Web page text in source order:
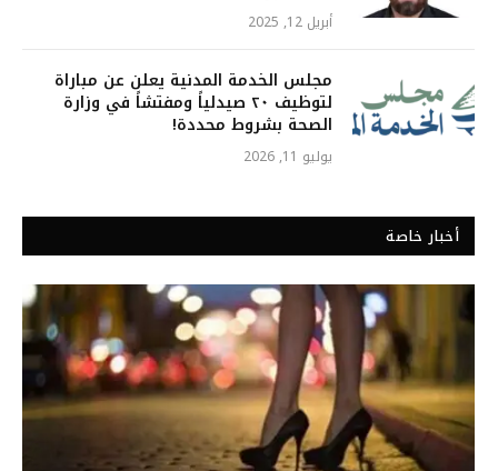
أبريل 12, 2025
مجلس الخدمة المدنية يعلن عن مباراة
لتوظيف ٢٠ صيدلياً ومفتشاً في وزارة
الصحة بشروط محددة!
يوليو 11, 2026
أخبار خاصة